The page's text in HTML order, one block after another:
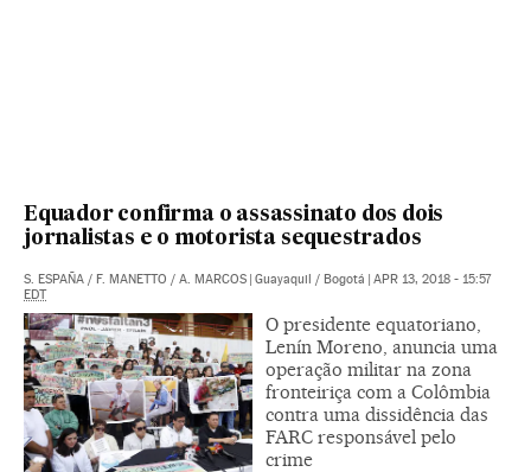
Equador confirma o assassinato dos dois
jornalistas e o motorista sequestrados
S. ESPAÑA / F. MANETTO / A. MARCOS | Guayaquil / Bogotá | APR 13, 2018 - 15:57
EDT
O presidente equatoriano,
Lenín Moreno, anuncia uma
operação militar na zona
fronteiriça com a Colômbia
contra uma dissidência das
FARC responsável pelo
crime